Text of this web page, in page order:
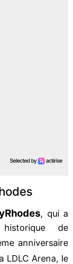
Rhodes, qui a
de
anniversaire
LDLC Arena, le